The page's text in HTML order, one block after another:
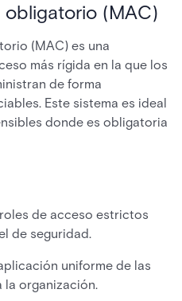
(MAC)
(MAC) es una
más rígida en la que los
de forma
Este sistema es ideal
donde es obligatoria
de acceso estrictos
de seguridad.
uniforme de las
organización.